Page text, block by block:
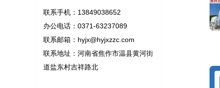
联系手机：13849038652
办公电话：0371-63237089
联系邮箱： hyjx@hyjxzzc.com
联系地址：河南省焦作市温县黄河街
道盐东村吉祥路北